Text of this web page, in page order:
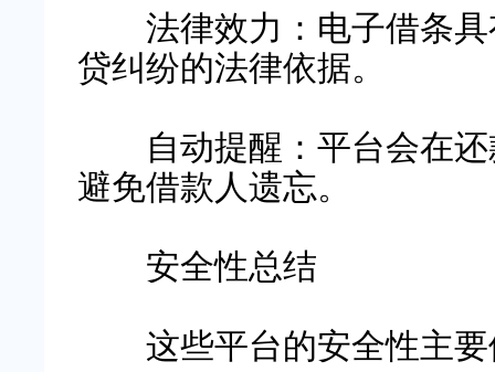
法律效力：电子借条具
贷纠纷的法律依据。
自动提醒：平台会在还
避免借款人遗忘。
安全性总结
这些平台的安全性主要